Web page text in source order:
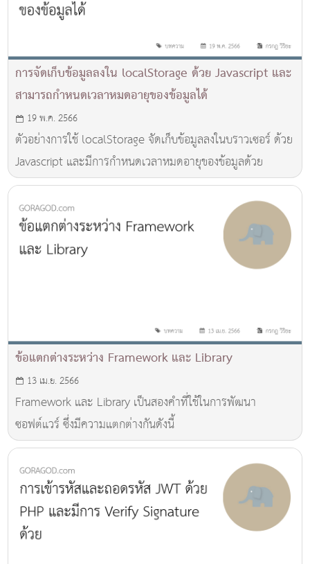
การจัดเก็บข้อมูลลงใน localStorage ด้วย Javascript และ
สามารถกำหนดเวลาหมดอายุของข้อมูลได้
19 พ.ค. 2566
ตัวอย่างการใช้ localStorage จัดเก็บข้อมูลลงในบราวเซอร์ ด้วย
Javascript และมีการกำหนดเวลาหมดอายุของข้อมูลด้วย
ข้อแตกต่างระหว่าง Framework และ Library
13 เม.ย. 2566
Framework และ Library เป็นสองคำที่ใช้ในการพัฒนา
ซอฟต์แวร์ ซึ่งมีความแตกต่างกันดังนี้